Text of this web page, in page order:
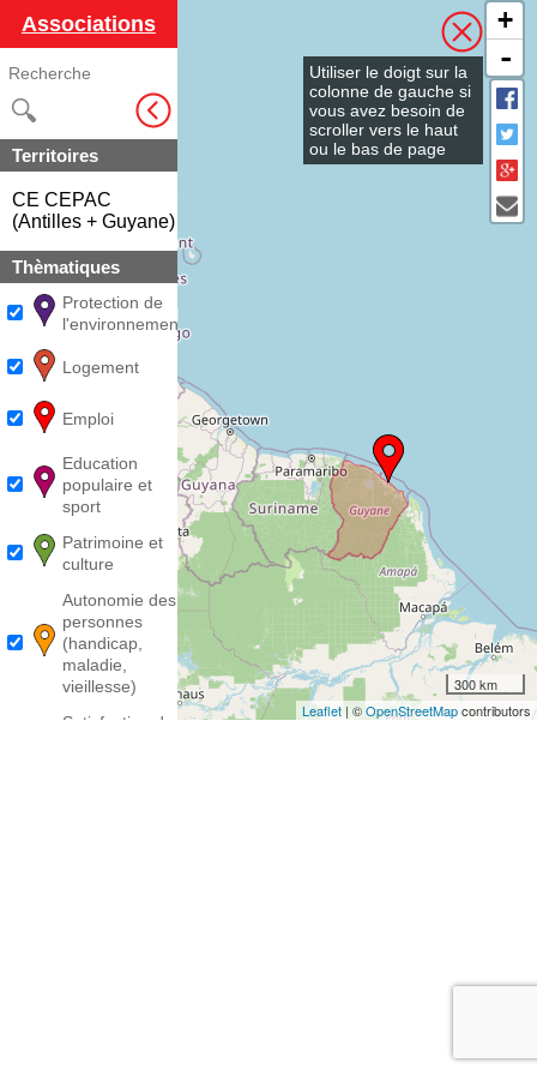
Associations
Territoires
CE CEPAC
(Antilles + Guyane)
Thèmatiques
Protection de
l'environnement
Logement
Emploi
Education
populaire et
sport
Patrimoine et
culture
Autonomie des
personnes
(handicap,
maladie,
vieillesse)
Satisfaction des
+
-
300 km
Leaflet | ©OpenStreetMapcontributors
Utiliser le doigt sur la
colonne de gauche si
vous avez besoin de
scroller vers le haut
ou le bas de page